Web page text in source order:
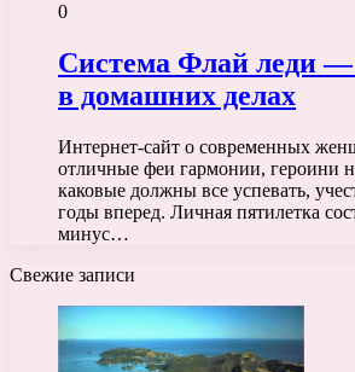
0
Система Флай леди —
в домашних делах
Интернет-сайт о современных
отличные феи гармонии, героини
каковые должны все успевать,
годы вперед. Личная пятилетка
минус…
Свежие записи